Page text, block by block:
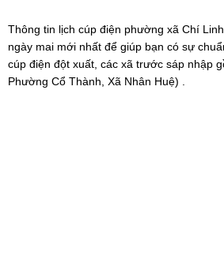
Thông tin lịch cúp điện phường xã Chí
ngày mai mới nhất để giúp bạn có sự
cúp điện đột xuất, các xã trước sáp nhập
Phường Cổ Thành, Xã Nhân Huệ) .